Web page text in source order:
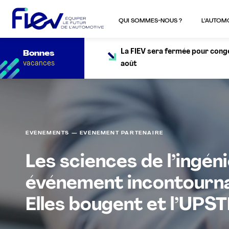
QUI SOMMES-NOUS ?
Bonnes
vacances
La FIEV sera fermée pour
août
ÉVÈNEMENTS — EVÉNEMENT PARTENAIRE
Les sciences de
événement
Elles bougent et